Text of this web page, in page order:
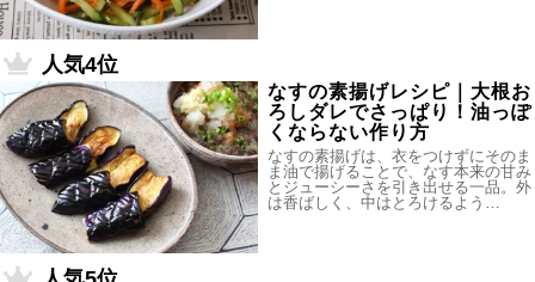
人気4位
なすの素揚げレシピ｜大根お
ろしダレでさっぱり！油っぽ
くならない作り方
なすの素揚げは、衣をつけずにそのま
ま油で揚げることで、なす本来の甘み
とジューシーさを引き出せる一品。外
は香ばしく、中はとろけるよう…